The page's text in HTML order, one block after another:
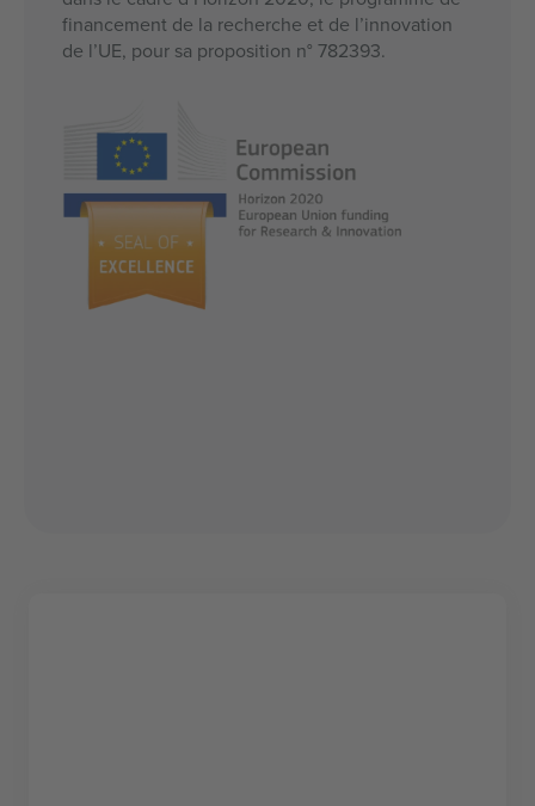
financement de la recherche et de l’innovation
de l’UE, pour sa proposition n° 782393.